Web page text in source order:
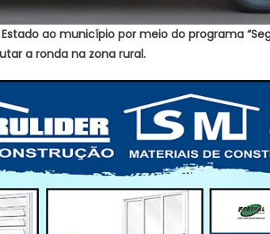
ao município por meio do programa
a ronda na zona rural.